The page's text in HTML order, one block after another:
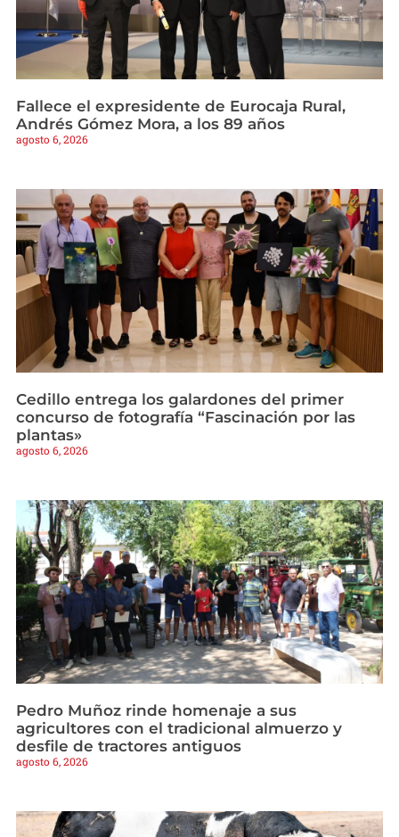
Fallece el expresidente de Eurocaja Rural,
Andrés Gómez Mora, a los 89 años
agosto 6, 2026
Cedillo entrega los galardones del primer
concurso de fotografía “Fascinación por las
plantas»
agosto 6, 2026
Pedro Muñoz rinde homenaje a sus
agricultores con el tradicional almuerzo y
desfile de tractores antiguos
agosto 6, 2026